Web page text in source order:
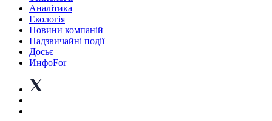
Аналітика
Екологія
Новини компаній
Надзвичайні події
Досьє
ИнфоFor